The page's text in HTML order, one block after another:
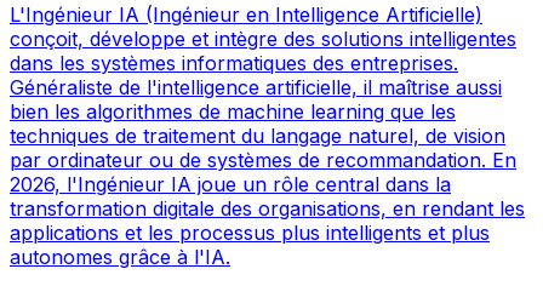
L'Ingénieur IA (Ingénieur en Intelligence Artificielle)
conçoit, développe et intègre des solutions intelligentes
dans les systèmes informatiques des entreprises.
Généraliste de l'intelligence artificielle, il maîtrise aussi
bien les algorithmes de machine learning que les
techniques de traitement du langage naturel, de vision
par ordinateur ou de systèmes de recommandation. En
2026, l'Ingénieur IA joue un rôle central dans la
transformation digitale des organisations, en rendant les
applications et les processus plus intelligents et plus
autonomes grâce à l'IA.